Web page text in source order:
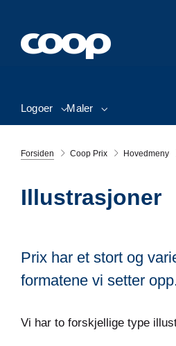
Logoer Maler
Forsiden Coop Prix Hovedmeny
Illustrasjoner
Prix har et stort og
formatene vi setter
Vi har to forskjellige type